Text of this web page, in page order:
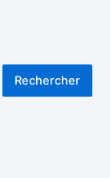
Rechercher